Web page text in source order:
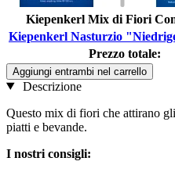
Kiepenkerl Mix di Fiori
Kiepenkerl Nasturzio
Prezzo totale:
Aggiungi entrambi nel carrello
Descrizione
Questo mix di fiori che attirano
piatti e bevande.
I nostri consigli: